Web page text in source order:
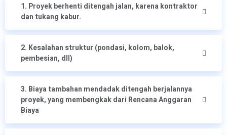
1. Proyek berhenti ditengah jalan, karena kontraktor
dan tukang kabur.
2. Kesalahan struktur (pondasi, kolom, balok,
pembesian, dll)
3. Biaya tambahan mendadak ditengah berjalannya
proyek, yang membengkak dari Rencana Anggaran
Biaya